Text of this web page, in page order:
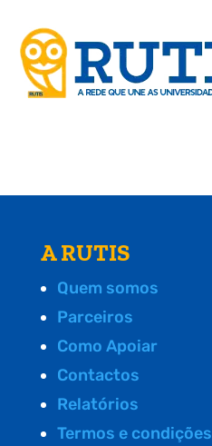
A RUTIS
Quem somos
Parceiros
Como Apoiar
Contactos
Relatórios
Termos e condições